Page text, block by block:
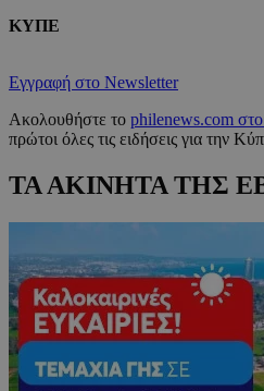
ΚΥΠΕ
Εγγραφή στο Newsletter
Ακολουθήστε το philenews.com
πρώτοι όλες τις ειδήσεις για την
ΤΑ ΑΚΙΝΗΤΑ ΤΗΣ